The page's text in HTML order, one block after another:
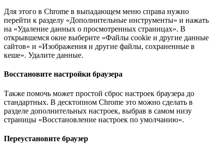
Для этого в Chrome в выпадающем меню справа нужно
перейти к разделу «Дополнительные инструменты» и нажать
на «Удаление данных о просмотренных страницах». В
открывшемся окне выберите «Файлы cookie и другие данные
сайтов» и «Изображения и другие файлы, сохраненные в
кеше». Удалите данные.
Восстановите настройки браузера
Также помочь может простой сброс настроек браузера до
стандартных. В десктопном Chrome это можно сделать в
разделе дополнительных настроек, выбрав в самом низу
страницы «Восстановление настроек по умолчанию».
Переустановите браузер